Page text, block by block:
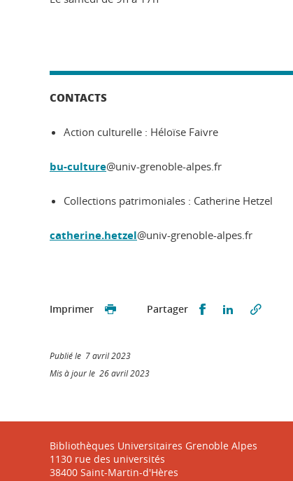
CONTACTS
Action culturelle : Héloïse Faivre
bu-culture@univ-grenoble-alpes.fr
Collections patrimoniales : Catherine Hetzel
catherine.hetzel@univ-grenoble-alpes.fr
Imprimer Partager Partager sur
Partager
Publié le 7 avril 2023
Mis à jour le 26 avril 2023
Bibliothèques Universitaires Grenoble Alpes
1130 rue des universités
38400 Saint-Martin-d'Hères